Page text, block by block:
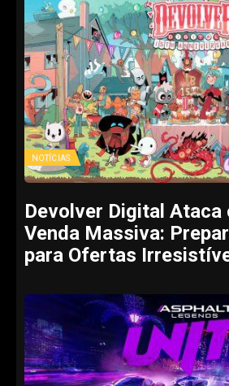
NOTÍCIAS
Devolver Digital Ataca
Venda Massiva:
para Ofertas